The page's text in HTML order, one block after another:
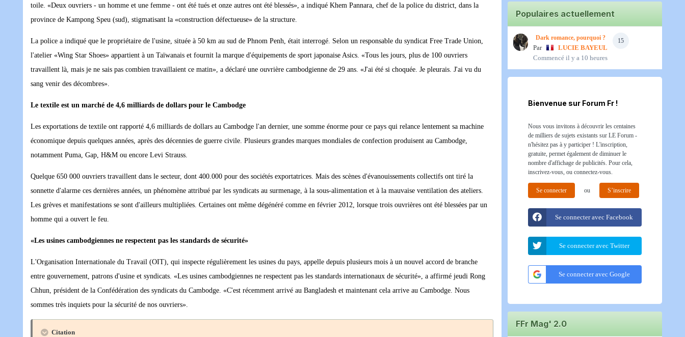
toile. «Deux ouvriers - un homme et une femme - ont été tués et onze autres ont été blessés», a indiqué Khem Pannara, chef de la police du district, dans la
province de Kampong Speu (sud), stigmatisant la «construction défectueuse» de la structure.
La police a indiqué que le propriétaire de l'usine, située à 50 km au sud de Phnom Penh, était interrogé. Selon un responsable du syndicat Free Trade Union,
l'atelier «Wing Star Shoes» appartient à un Taïwanais et fournit la marque d'équipements de sport japonaise Asics. «Tous les jours, plus de 100 ouvriers
travaillent là, mais je ne sais pas combien travaillaient ce matin», a déclaré une ouvrière cambodgienne de 29 ans. «J'ai été si choquée. Je pleurais. J'ai vu du
sang venir des décombres».
Le textile est un marché de 4,6 milliards de dollars pour le Cambodge
Les exportations de textile ont rapporté 4,6 milliards de dollars au Cambodge l'an dernier, une somme énorme pour ce pays qui relance lentement sa machine
économique depuis quelques années, après des décennies de guerre civile. Plusieurs grandes marques mondiales de confection produisent au Cambodge,
notamment Puma, Gap, H&M ou encore Levi Strauss.
Quelque 650 000 ouvriers travaillent dans le secteur, dont 400.000 pour des sociétés exportatrices. Mais des scènes d'évanouissements collectifs ont tiré la
sonnette d'alarme ces dernières années, un phénomène attribué par les syndicats au surmenage, à la sous-alimentation et à la mauvaise ventilation des ateliers.
Les grèves et manifestations se sont d'ailleurs multipliées. Certaines ont même dégénéré comme en février 2012, lorsque trois ouvrières ont été blessées par un
homme qui a ouvert le feu.
«Les usines cambodgiennes ne respectent pas les standards de sécurité»
L'Organisation Internationale du Travail (OIT), qui inspecte régulièrement les usines du pays, appelle depuis plusieurs mois à un nouvel accord de branche
entre gouvernement, patrons d'usine et syndicats. «Les usines cambodgiennes ne respectent pas les standards internationaux de sécurité», a affirmé jeudi Rong
Chhun, président de la Confédération des syndicats du Cambodge. «C'est récemment arrivé au Bangladesh et maintenant cela arrive au Cambodge. Nous
sommes très inquiets pour la sécurité de nos ouvriers».
Citation
Populaires actuellement
15
Dark romance, pourquoi ?
Par
LUCIE BAYEUL
Commencé il y a 10 heures
Bienvenue sur Forum Fr !
Nous vous invitons à découvrir les centaines
de milliers de sujets existants sur LE Forum -
n'hésitez pas à y participer ! L'inscription,
gratuite, permet également de diminuer le
nombre d'affichage de publicités. Pour cela,
inscrivez-vous, ou connectez-vous.
Se connecter ou S’inscrire
Se connecter avec Facebook
Se connecter avec Twitter
Se connecter avec Google
FFr Mag' 2.0